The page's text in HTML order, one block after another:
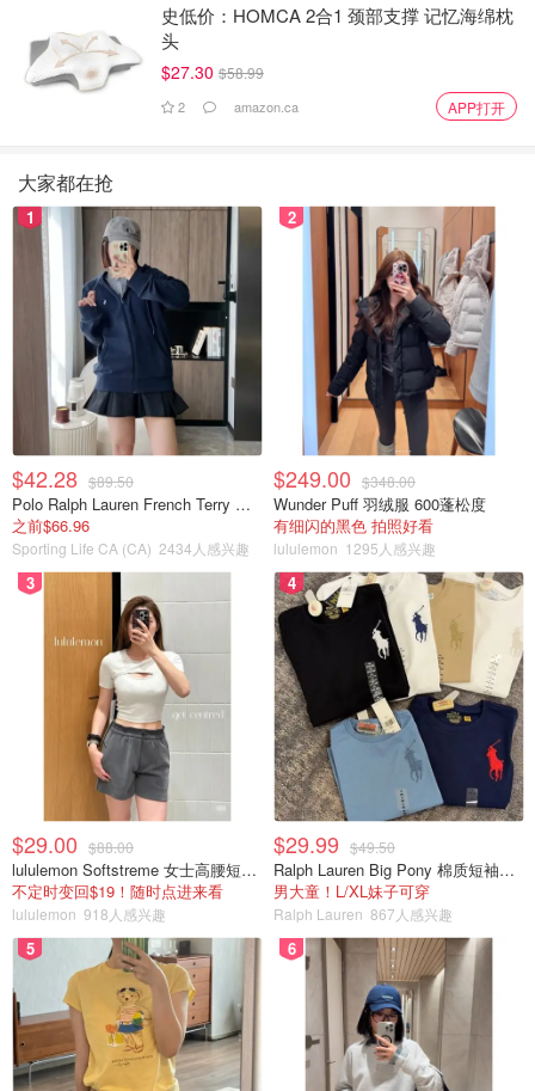
史低价：HOMCA 2合1 颈部支撑 记忆海绵枕
头
$27.30 $58.99
2 amazon.ca APP打开
大家都在抢
1
$42.28 $89.50
Polo Ralph Lauren French Terry 女童连帽卫衣 7-16码
之前$66.96
Sporting Life CA (CA) 2434人感兴趣
2
$249.00 $348.00
Wunder Puff 羽绒服 600蓬松度
有细闪的黑色 拍照好看
lululemon 1295人感兴趣
3
$29.00 $88.00
lululemon Softstreme 女士高腰短裤 10cm
不定时变回$19！随时点进来看
lululemon 918人感兴趣
4
$29.99 $49.50
Ralph Lauren Big Pony 棉质短袖T恤
男大童！L/XL妹子可穿
Ralph Lauren 867人感兴趣
5 6